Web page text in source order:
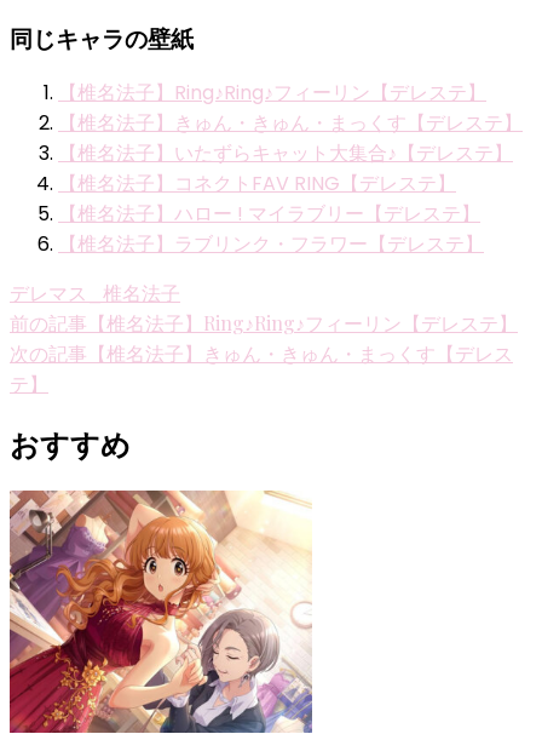
同じキャラの壁紙
【椎名法子】Ring♪Ring♪フィーリン【デレステ】
【椎名法子】きゅん・きゅん・まっくす【デレステ】
【椎名法子】いたずらキャット大集合♪【デレステ】
【椎名法子】コネクトFAV RING【デレステ】
【椎名法子】ハロー ! マイラブリー【デレステ】
【椎名法子】ラブリンク・フラワー【デレステ】
デレマス_椎名法子
投
稿
ビ
ゲ
ー
シ
ョ
ン
前の記事 【椎名法子】Ring♪Ring♪フィーリン【デレステ】
次の記事 【椎名法子】きゅん・きゅん・まっくす【デレス
テ】
おすすめ